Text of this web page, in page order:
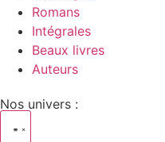
Romans
Intégrales
Beaux livres
Auteurs
Nos univers :